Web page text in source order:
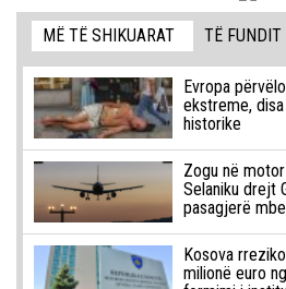
MË TË SHIKUARAT TË FUNDIT
Evropa
ekstreme,
historike
Zogu në
Selaniku drejt
pasagjerë
Kosova
milionë euro